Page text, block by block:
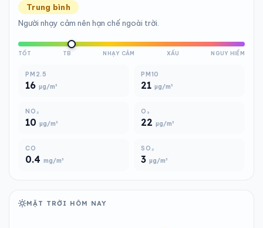
Trung bình
Người nhạy cảm nên hạn chế ngoài trời.
TỐT TB NHẠY CẢM XẤU NGUY HIỂM
PM2.5
16 µg/m³
PM10
21 µg/m³
NO₂
10 µg/m³
O₃
22 µg/m³
CO
0.4 mg/m³
SO₂
3 µg/m³
MẶT TRỜI HÔM NAY